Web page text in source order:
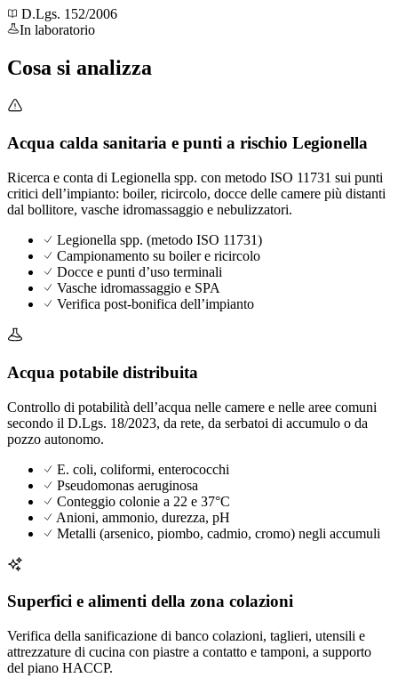
D.Lgs. 152/2006
In laboratorio
Cosa si analizza
Acqua calda sanitaria e punti a rischio Legionella
Ricerca e conta di Legionella spp. con metodo ISO 11731 sui punti
critici dell’impianto: boiler, ricircolo, docce delle camere più distanti
dal bollitore, vasche idromassaggio e nebulizzatori.
Legionella spp. (metodo ISO 11731)
Campionamento su boiler e ricircolo
Docce e punti d’uso terminali
Vasche idromassaggio e SPA
Verifica post-bonifica dell’impianto
Acqua potabile distribuita
Controllo di potabilità dell’acqua nelle camere e nelle aree comuni
secondo il D.Lgs. 18/2023, da rete, da serbatoi di accumulo o da
pozzo autonomo.
E. coli, coliformi, enterococchi
Pseudomonas aeruginosa
Conteggio colonie a 22 e 37°C
Anioni, ammonio, durezza, pH
Metalli (arsenico, piombo, cadmio, cromo) negli accumuli
Superfici e alimenti della zona colazioni
Verifica della sanificazione di banco colazioni, taglieri, utensili e
attrezzature di cucina con piastre a contatto e tamponi, a supporto
del piano HACCP.